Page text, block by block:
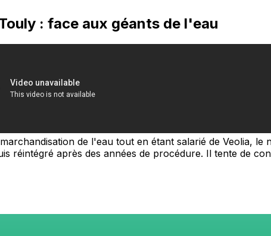
: face aux géants de l'eau
de l'eau tout en étant salarié de Veolia,
réintégré après des années de procédure. Il tente de